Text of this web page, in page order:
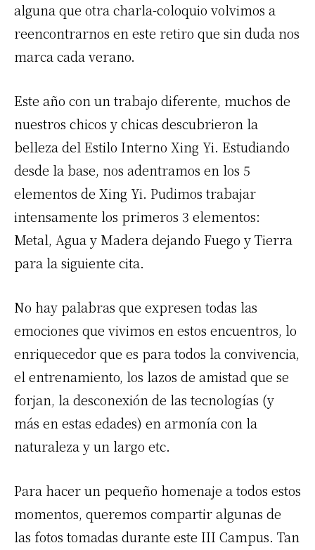
alguna que otra charla-coloquio volvimos a
reencontrarnos en este retiro que sin duda nos
marca cada verano.
Este año con un trabajo diferente, muchos de
nuestros chicos y chicas descubrieron la
belleza del Estilo Interno Xing Yi. Estudiando
desde la base, nos adentramos en los 5
elementos de Xing Yi. Pudimos trabajar
intensamente los primeros 3 elementos:
Metal, Agua y Madera dejando Fuego y Tierra
para la siguiente cita.
No hay palabras que expresen todas las
emociones que vivimos en estos encuentros, lo
enriquecedor que es para todos la convivencia,
el entrenamiento, los lazos de amistad que se
forjan, la desconexión de las tecnologías (y
más en estas edades) en armonía con la
naturaleza y un largo etc.
Para hacer un pequeño homenaje a todos estos
momentos, queremos compartir algunas de
las fotos tomadas durante este III Campus. Tan